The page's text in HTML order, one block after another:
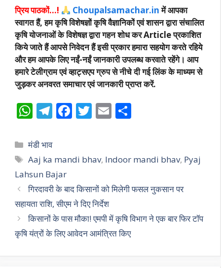
प्रिय पाठकों…! Choupalsamachar.inमें आपका
स्वागत हैं, हम कृषि विशेषज्ञों कृषि वैज्ञानिकों एवं शासन द्वारा संचालित
कृषि योजनाओं के विशेषज्ञ द्वारा गहन शोध कर Article प्रकाशित
किये जाते हैं आपसे निवेदन हैं इसी प्रकार हमारा सहयोग करते रहिये
और हम आपके लिए नईं-नईं जानकारी उपलब्ध करवाते रहेंगे। आप
हमारे टेलीग्राम एवं व्हाट्सएप ग्रुप से नीचे दी गई लिंक के माध्यम से
जुड़कर अनवरत समाचार एवं जानकारी प्राप्त करें.
W
at
s
A
p
p
T
e
gr
a
m
F
b
o
k
T
er
E
l e
Categories
मंडी भाव
Tags
Aaj ka mandi bhav, Indoor mandi bhav, Pyaj
Lahsun Bajar
गिरदावरी के बाद किसानों को मिलेगी फसल नुकसान पर
सहायता राशि, सीएम ने दिए निर्देश
किसानों के पास मौका! एमपी में कृषि विभाग ने एक बार फिर टॉप
कृषि यंत्रों के लिए आवेदन आमंत्रित किए